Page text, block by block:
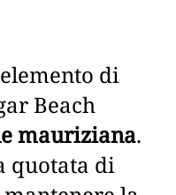
di
Beach
mauriziana.
quotata di